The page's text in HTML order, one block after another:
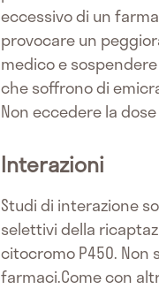
eccessivo di un
provocare un
medico e
che soffrono di
Non eccedere la
Interazioni
Studi di interazione
selettivi della
citocromo P450.
farmaci.Come con